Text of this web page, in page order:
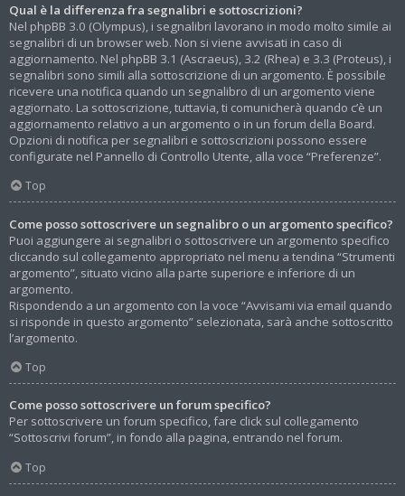
Qual è la differenza fra segnalibri e sottoscrizioni?
Nel phpBB 3.0 (Olympus), i segnalibri lavorano in modo molto simile ai
segnalibri di un browser web. Non si viene avvisati in caso di
aggiornamento. Nel phpBB 3.1 (Ascraeus), 3.2 (Rhea) e 3.3 (Proteus), i
segnalibri sono simili alla sottoscrizione di un argomento. È possibile
ricevere una notifica quando un segnalibro di un argomento viene
aggiornato. La sottoscrizione, tuttavia, ti comunicherà quando c’è un
aggiornamento relativo a un argomento o in un forum della Board.
Opzioni di notifica per segnalibri e sottoscrizioni possono essere
configurate nel Pannello di Controllo Utente, alla voce “Preferenze”.
Top
Come posso sottoscrivere un segnalibro o un argomento specifico?
Puoi aggiungere ai segnalibri o sottoscrivere un argomento specifico
cliccando sul collegamento appropriato nel menu a tendina “Strumenti
argomento”, situato vicino alla parte superiore e inferiore di un
argomento.
Rispondendo a un argomento con la voce “Avvisami via email quando
si risponde in questo argomento” selezionata, sarà anche sottoscritto
l’argomento.
Top
Come posso sottoscrivere un forum specifico?
Per sottoscrivere un forum specifico, fare click sul collegamento
“Sottoscrivi forum”, in fondo alla pagina, entrando nel forum.
Top